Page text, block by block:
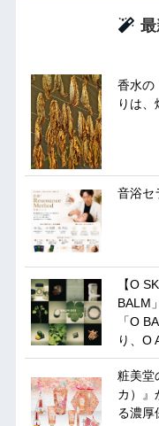
香水の
りは
音浴セ
【O
BALM
「O
り、O
粧美堂
カ）』
る濃厚